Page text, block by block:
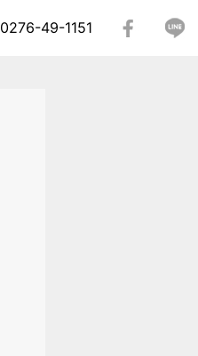
0276-49-1151